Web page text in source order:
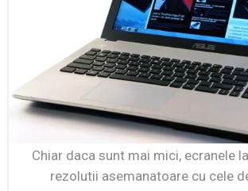
Chiar daca sunt mai mici, ecranele
rezolutii asemanatoare cu cele